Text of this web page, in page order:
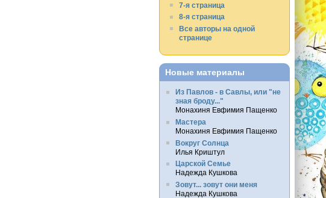
7-я страница
8-я страница
Все авторы на одной
странице
Новые материалы
Из Павлов - в Савлы, или "не
зная броду..."
Монахиня Евфимия Пащенко
Мастера
Монахиня Евфимия Пащенко
Вокруг Солнца
Илья Криштул
Царской Семье
Надежда Кушкова
Зовут... зовут они меня
Надежда Кушкова